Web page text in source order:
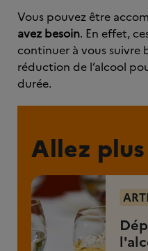
Vous pouvez être
avez besoin. En effet,
continuer à vous suivre
réduction de l’alcool
durée.
Allez